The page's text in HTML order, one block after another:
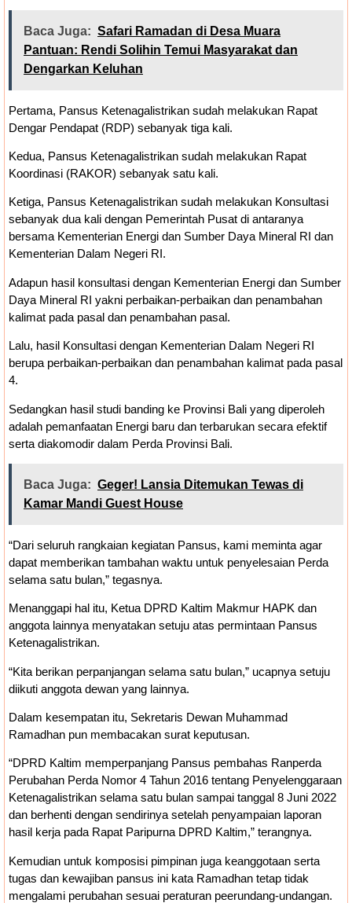
Baca Juga: Safari Ramadan di Desa Muara
Pantuan: Rendi Solihin Temui Masyarakat dan
Dengarkan Keluhan
Pertama, Pansus Ketenagalistrikan sudah melakukan Rapat
Dengar Pendapat (RDP) sebanyak tiga kali.
Kedua, Pansus Ketenagalistrikan sudah melakukan Rapat
Koordinasi (RAKOR) sebanyak satu kali.
Ketiga, Pansus Ketenagalistrikan sudah melakukan Konsultasi
sebanyak dua kali dengan Pemerintah Pusat di antaranya
bersama Kementerian Energi dan Sumber Daya Mineral RI dan
Kementerian Dalam Negeri RI.
Adapun hasil konsultasi dengan Kementerian Energi dan Sumber
Daya Mineral RI yakni perbaikan-perbaikan dan penambahan
kalimat pada pasal dan penambahan pasal.
Lalu, hasil Konsultasi dengan Kementerian Dalam Negeri RI
berupa perbaikan-perbaikan dan penambahan kalimat pada pasal
4.
Sedangkan hasil studi banding ke Provinsi Bali yang diperoleh
adalah pemanfaatan Energi baru dan terbarukan secara efektif
serta diakomodir dalam Perda Provinsi Bali.
Baca Juga: Geger! Lansia Ditemukan Tewas di
Kamar Mandi Guest House
“Dari seluruh rangkaian kegiatan Pansus, kami meminta agar
dapat memberikan tambahan waktu untuk penyelesaian Perda
selama satu bulan,” tegasnya.
Menanggapi hal itu, Ketua DPRD Kaltim Makmur HAPK dan
anggota lainnya menyatakan setuju atas permintaan Pansus
Ketenagalistrikan.
“Kita berikan perpanjangan selama satu bulan,” ucapnya setuju
diikuti anggota dewan yang lainnya.
Dalam kesempatan itu, Sekretaris Dewan Muhammad
Ramadhan pun membacakan surat keputusan.
“DPRD Kaltim memperpanjang Pansus pembahas Ranperda
Perubahan Perda Nomor 4 Tahun 2016 tentang Penyelenggaraan
Ketenagalistrikan selama satu bulan sampai tanggal 8 Juni 2022
dan berhenti dengan sendirinya setelah penyampaian laporan
hasil kerja pada Rapat Paripurna DPRD Kaltim,” terangnya.
Kemudian untuk komposisi pimpinan juga keanggotaan serta
tugas dan kewajiban pansus ini kata Ramadhan tetap tidak
mengalami perubahan sesuai peraturan peerundang-undangan.